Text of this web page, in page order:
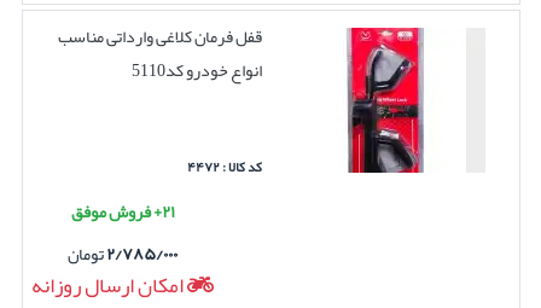
قفل فرمان کلاغی وارداتی مناسب
انواع خودرو کد5110
کد کالا : ۴۴۷۲
۲۱+ فروش موفق
۲/۷۸۵/۰۰۰تومان
امکان ارسال روزانه